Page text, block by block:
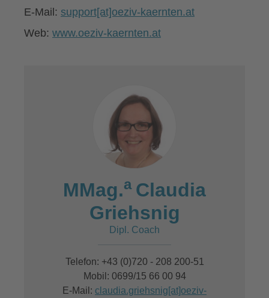
E-Mail: support[at]oeziv-kaernten.at
Web: www.oeziv-kaernten.at
MMag.a Claudia
Griehsnig
Dipl. Coach
Telefon: +43 (0)720 - 208 200-51
Mobil: 0699/15 66 00 94
E-Mail: claudia.griehsnig[at]oeziv-